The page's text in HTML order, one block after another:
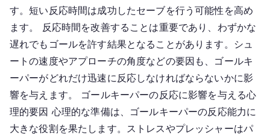
す。短い反応時間は成功したセーブを行う可能性を高め
ます。 反応時間を改善することは重要であり、わずかな
遅れでもゴールを許す結果となることがあります。シュ
ートの速度やアプローチの角度などの要因も、ゴールキ
ーパーがどれだけ迅速に反応しなければならないかに影
響を与えます。 ゴールキーパーの反応に影響を与える心
理的要因 心理的な準備は、ゴールキーパーの反応能力に
大きな役割を果たします。ストレスやプレッシャーはパ